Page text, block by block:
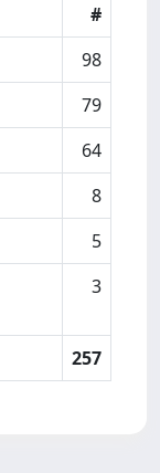
#
98
79
64
8
5
3
257